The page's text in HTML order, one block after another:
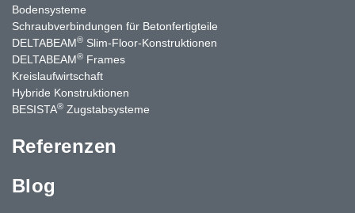
Bodensysteme
Schraubverbindungen für Betonfertigteile
DELTABEAM® Slim-Floor-Konstruktionen
DELTABEAM® Frames
Kreislaufwirtschaft
Hybride Konstruktionen
BESISTA® Zugstabsysteme
Referenzen
Blog